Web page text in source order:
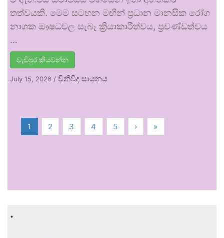
තත්වයකි. මෙම සටහන මඟින් ප්‍රධාන මානසික රෝග
නාශක ඖෂධවල සැබෑ ක්‍රියාකාරීත්වය, ප්‍රචණ්ඩත්වය
…
වැඩිපුර කියවන්න
July 15, 2026 / විනිවිද සායනය
1 2 3 4 5 › »
.